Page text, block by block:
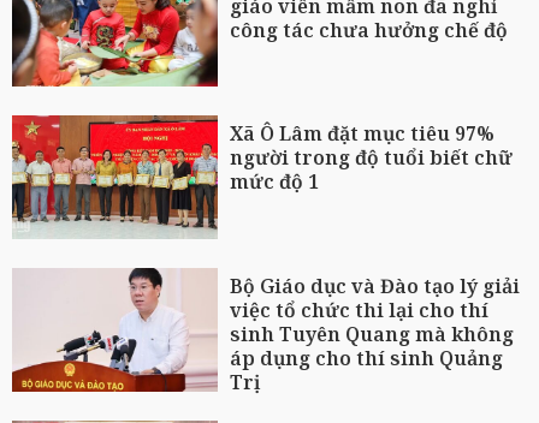
giáo viên mầm non đã nghỉ
công tác chưa hưởng chế độ
Xã Ô Lâm đặt mục tiêu 97%
người trong độ tuổi biết chữ
mức độ 1
Bộ Giáo dục và Đào tạo lý giải
việc tổ chức thi lại cho thí
sinh Tuyên Quang mà không
áp dụng cho thí sinh Quảng
Trị